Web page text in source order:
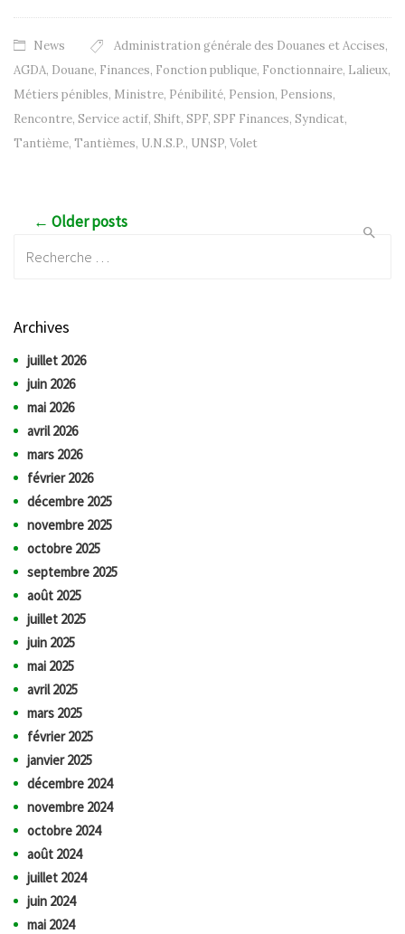
News Administration générale des Douanes et Accises,
AGDA, Douane, Finances, Fonction publique, Fonctionnaire, Lalieux,
Métiers pénibles, Ministre, Pénibilité, Pension, Pensions,
Rencontre, Service actif, Shift, SPF, SPF Finances, Syndicat,
Tantième, Tantièmes, U.N.S.P., UNSP, Volet
Post navigation
← Older posts
Archives
juillet 2026
juin 2026
mai 2026
avril 2026
mars 2026
février 2026
décembre 2025
novembre 2025
octobre 2025
septembre 2025
août 2025
juillet 2025
juin 2025
mai 2025
avril 2025
mars 2025
février 2025
janvier 2025
décembre 2024
novembre 2024
octobre 2024
août 2024
juillet 2024
juin 2024
mai 2024